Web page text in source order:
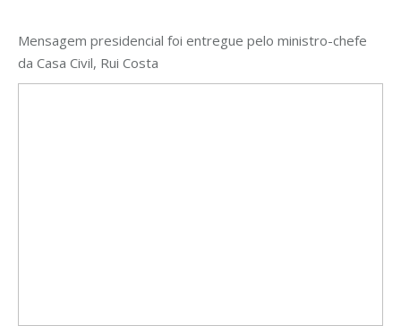
Mensagem presidencial foi entregue pelo ministro-chefe
da Casa Civil, Rui Costa